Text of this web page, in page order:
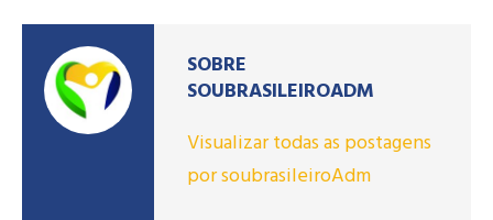
SOBRE
SOUBRASILEIROADM
Visualizar todas as postagens
por soubrasileiroAdm